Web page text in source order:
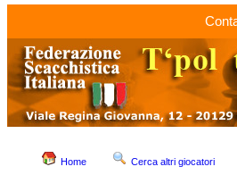
Home Cerca altri giocatori